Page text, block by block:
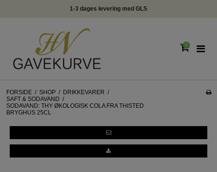
info@hngavekurve.dk - Tlf. 22293348 - Online chat
0
FORSIDE / SHOP / DRIKKEVARER /
SAFT & SODAVAND /
SODAVAND: THY ØKOLOGISK COLA FRA THISTED
BRYGHUS 25CL